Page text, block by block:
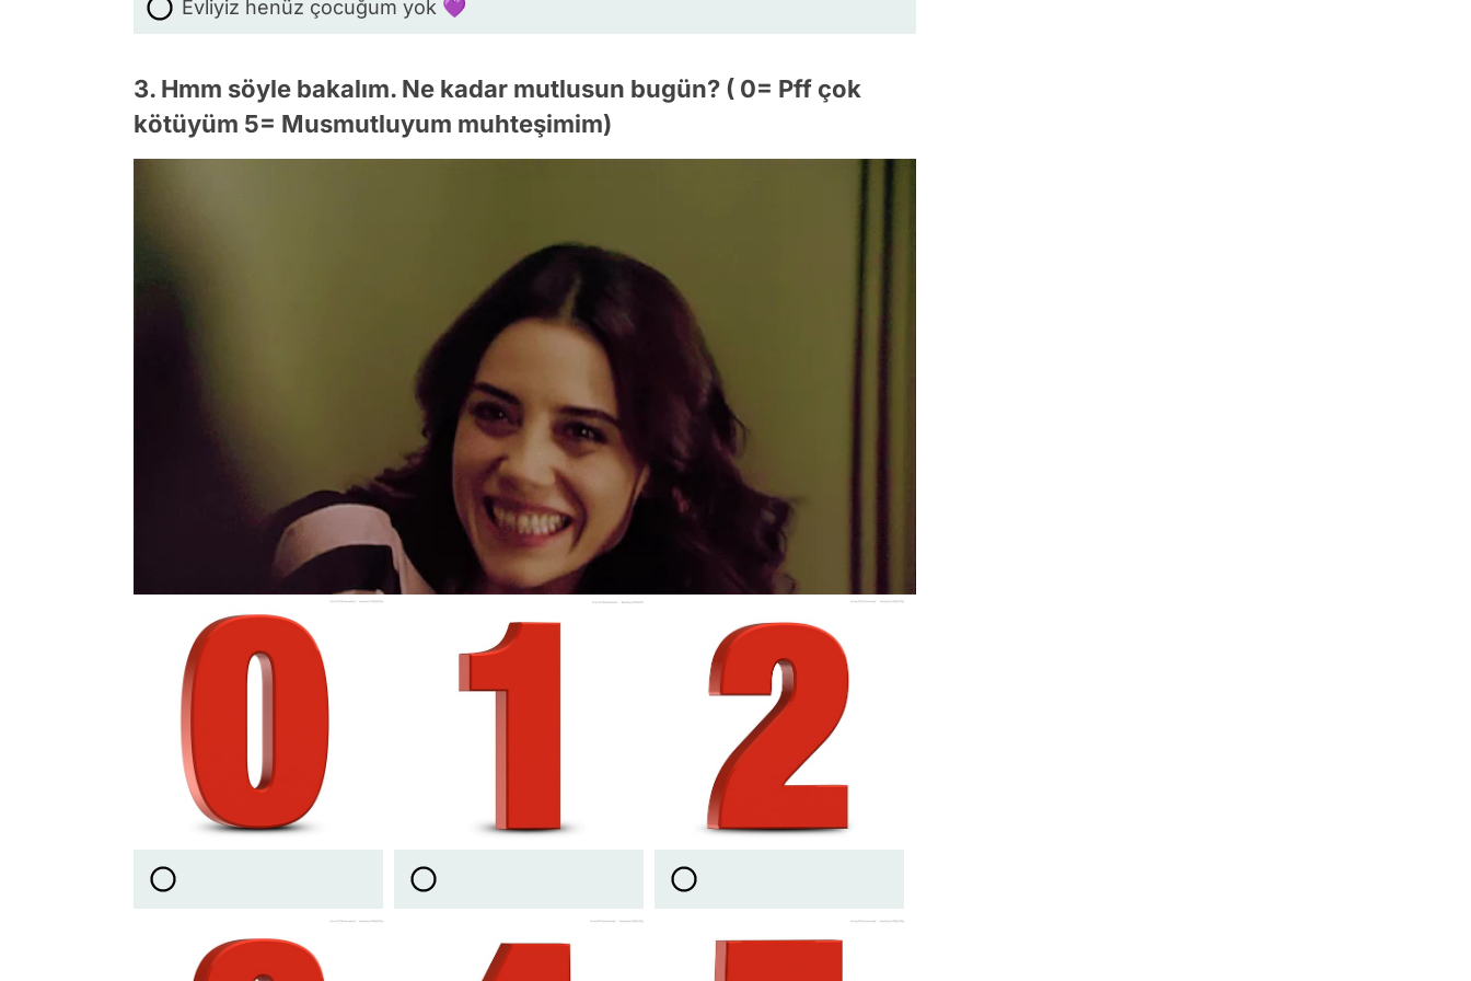
Evliyiz henüz çocuğum yok 💜
3. Hmm söyle bakalım. Ne kadar mutlusun bugün? ( 0= Pff çok
kötüyüm 5= Musmutluyum muhteşimim)